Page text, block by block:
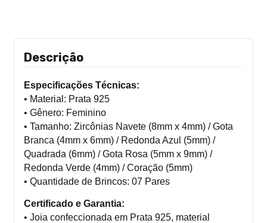
Descrição
Especificações Técnicas:
• Material: Prata 925
• Gênero: Feminino
• Tamanho: Zircônias Navete (8mm x 4mm) / Gota
Branca (4mm x 6mm) / Redonda Azul (5mm) /
Quadrada (6mm) / Gota Rosa (5mm x 9mm) /
Redonda Verde (4mm) / Coração (5mm)
• Quantidade de Brincos: 07 Pares
Certificado e Garantia:
• Joia confeccionada em Prata 925, material